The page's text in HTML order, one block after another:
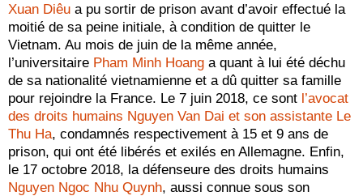
Xuan Diêu a pu sortir de prison avant d’avoir effectué la
moitié de sa peine initiale, à condition de quitter le
Vietnam. Au mois de juin de la même année,
l’universitaire Pham Minh Hoang a quant à lui été déchu
de sa nationalité vietnamienne et a dû quitter sa famille
pour rejoindre la France. Le 7 juin 2018, ce sont l’avocat
des droits humains Nguyen Van Dai et son assistante Le
Thu Ha, condamnés respectivement à 15 et 9 ans de
prison, qui ont été libérés et exilés en Allemagne. Enfin,
le 17 octobre 2018, la défenseure des droits humains
Nguyen Ngoc Nhu Quynh, aussi connue sous son